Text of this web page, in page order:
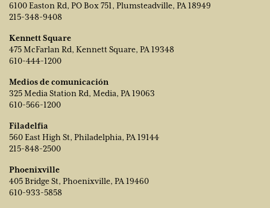
6100 Easton Rd, PO Box 751, Plumsteadville, PA 18949
215-348-9408
Kennett Square
475 McFarlan Rd, Kennett Square, PA 19348
610-444-1200
Medios de comunicación
325 Media Station Rd, Media, PA 19063
610-566-1200
Filadelfia
560 East High St, Philadelphia, PA 19144
215-848-2500
Phoenixville
405 Bridge St, Phoenixville, PA 19460
610-933-5858